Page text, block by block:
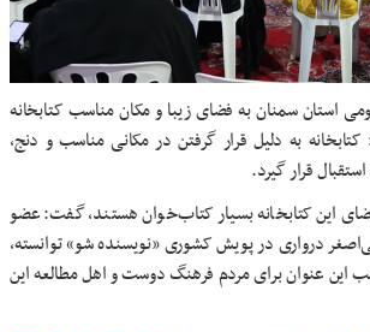
استان سمنان به فضای زیبا و مکان مناسب کتابخانه
به دلیل قرار گرفتن در مکانی مناسب و دنج،
قرار گیرد.
این کتابخانه بسیار کتاب‌خوان هستند، گفت: عضو
درواری در پویش کشوری «نویسنده شو» توانسته،
این عنوان برای مردم فرهنگ دوست و اهل مطالعه این